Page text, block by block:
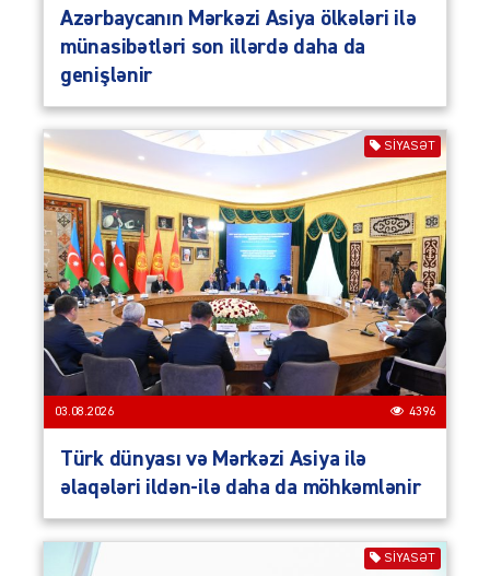
Azərbaycanın Mərkəzi Asiya ölkələri ilə
münasibətləri son illərdə daha da
genişlənir
SIYASƏT
03.08.2026 4396
Türk dünyası və Mərkəzi Asiya ilə
əlaqələri ildən-ilə daha da möhkəmlənir
SIYASƏT